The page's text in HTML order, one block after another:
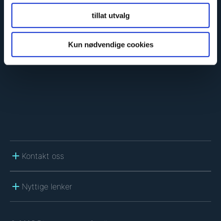
tillat utvalg
Kun nødvendige cookies
C
P
T
H
A
Kontakt oss
Nyttige lenker